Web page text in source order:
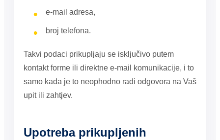
e-mail adresa,
broj telefona.
Takvi podaci prikupljaju se isključivo putem
kontakt forme ili direktne e-mail komunikacije, i to
samo kada je to neophodno radi odgovora na Vaš
upit ili zahtjev.
Upotreba prikupljenih